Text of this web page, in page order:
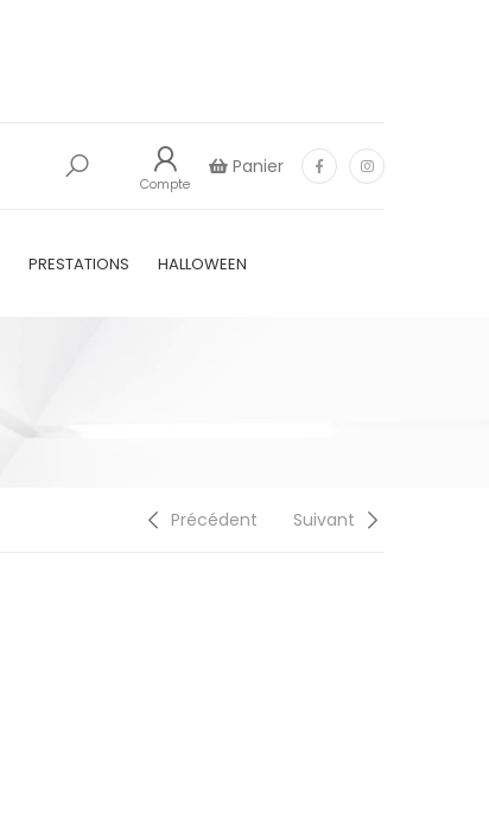
Compte
Panier
PRESTATIONS HALLOWEEN
Précédent Suivant